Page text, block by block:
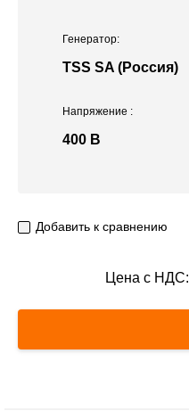
Напряжение :
400 В
Генератор:
TSS SA (Россия)
Добавить к сравнению
Цена с НДС: